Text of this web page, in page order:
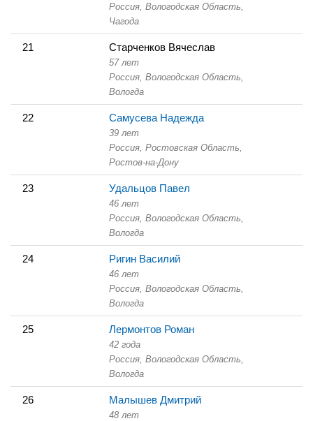
Россия, Вологодская Область,
Чагода
21 Старченков Вячеслав
57 лет
Россия, Вологодская Область,
Вологда
22 Самусева Надежда
39 лет
Россия, Ростовская Область,
Ростов-на-Дону
23 Удальцов Павел
46 лет
Россия, Вологодская Область,
Вологда
24 Ригин Василий
46 лет
Россия, Вологодская Область,
Вологда
25 Лермонтов Роман
42 года
Россия, Вологодская Область,
Вологда
26 Малышев Дмитрий
48 лет